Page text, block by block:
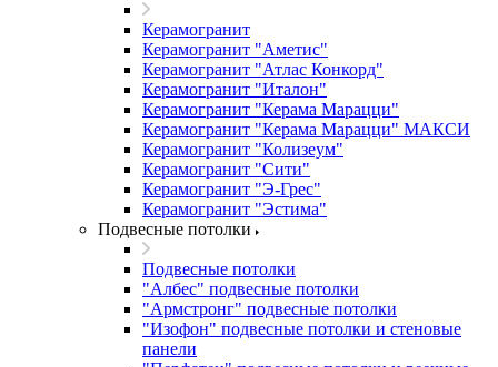
Керамогранит
Керамогранит "Аметис"
Керамогранит "Атлас Конкорд"
Керамогранит "Италон"
Керамогранит "Керама Марацци"
Керамогранит "Керама Марацци" МАКСИ
Керамогранит "Колизеум"
Керамогранит "Сити"
Керамогранит "Э-Грес"
Керамогранит "Эстима"
Подвесные потолки
Подвесные потолки
"Албес" подвесные потолки
"Армстронг" подвесные потолки
"Изофон" подвесные потолки и стеновые
панели